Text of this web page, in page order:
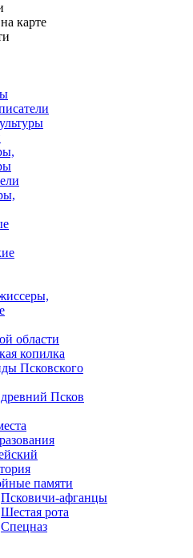
карте
области
копилка
Псковского
Псков
памяти
Псковичи-афганцы
Шестая рота
Спецназ